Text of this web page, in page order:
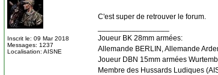
Inscrit le: 09 Mar 2018
Messages: 1237
Localisation: AISNE
C'est super de retrouver le forum.
Joueur BK 28mm armées:
Allemande BERLIN, Allemande
Joueur DBN 15mm armées
Membre des Hussards Ludiques